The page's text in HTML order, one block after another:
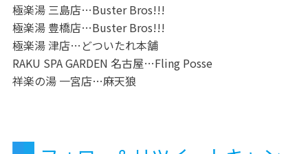
極楽湯 三島店…Buster Bros!!!
極楽湯 豊橋店…Buster Bros!!!
極楽湯 津店…どついたれ本舗
RAKU SPA GARDEN 名古屋…Fling Posse
祥楽の湯 一宮店…麻天狼